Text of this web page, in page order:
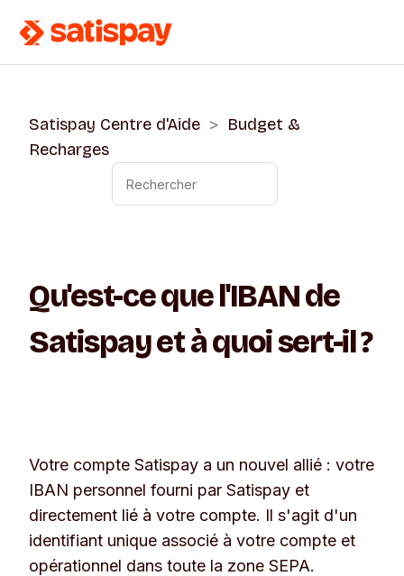
Satispay Centre d'Aide
Budget &
Recharges
Qu'est-ce que l'IBAN de
Satispay et à quoi sert-il ?
Votre compte Satispay a un nouvel allié : votre
IBAN personnel fourni par Satispay et
directement lié à votre compte. Il s'agit d'un
identifiant unique associé à votre compte et
opérationnel dans toute la zone SEPA.